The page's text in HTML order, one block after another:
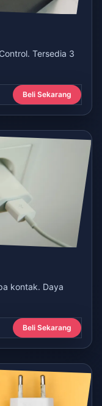
Tersedia 3
Beli Sekarang
kontak. Daya
Beli Sekarang